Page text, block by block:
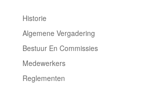
Historie
Algemene Vergadering
Bestuur En Commissies
Medewerkers
Reglementen